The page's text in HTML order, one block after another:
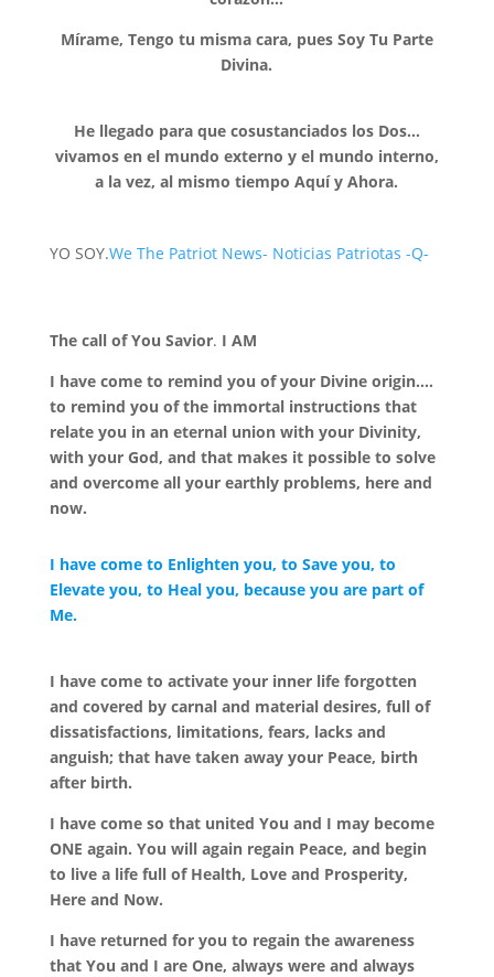
Mírame, Tengo tu misma cara, pues Soy Tu Parte
Divina.
He llegado para que cosustanciados los Dos…
vivamos en el mundo externo y el mundo interno,
a la vez, al mismo tiempo Aquí y Ahora.
YO SOY.We The Patriot News- Noticias Patriotas -Q-
The call of You Savior. I AM
I have come to remind you of your Divine origin….
to remind you of the immortal instructions that
relate you in an eternal union with your Divinity,
with your God, and that makes it possible to solve
and overcome all your earthly problems, here and
now.
I have come to Enlighten you, to Save you, to
Elevate you, to Heal you, because you are part of
Me.
I have come to activate your inner life forgotten
and covered by carnal and material desires, full of
dissatisfactions, limitations, fears, lacks and
anguish; that have taken away your Peace, birth
after birth.
I have come so that united You and I may become
ONE again. You will again regain Peace, and begin
to live a life full of Health, Love and Prosperity,
Here and Now.
I have returned for you to regain the awareness
that You and I are One, always were and always